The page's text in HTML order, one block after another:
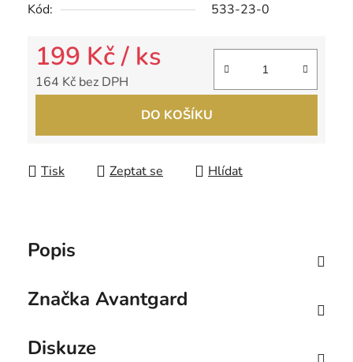
Kód:
533-23-0
199 Kč/ ks
164 Kč bez DPH
DO KOŠÍKU
Tisk Zeptat se Hlídat
Popis
Značka Avantgard
Diskuze